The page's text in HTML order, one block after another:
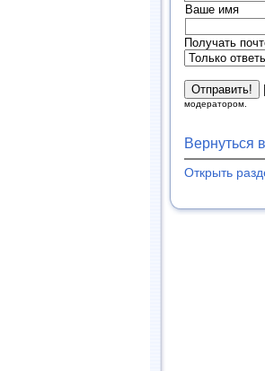
Ваше имя
Получать
модератором.
Вернуться
Открыть